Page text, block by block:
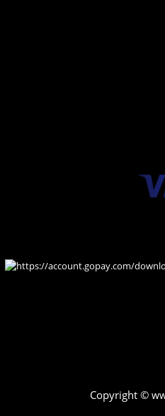
Copyright ©